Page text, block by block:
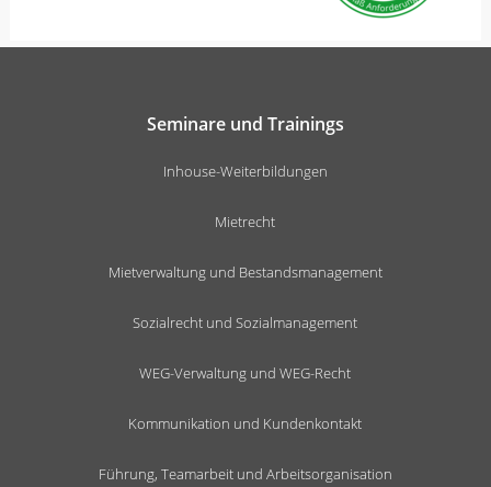
Seminare und Trainings
Inhouse-Weiterbildungen
Mietrecht
Mietverwaltung und Bestandsmanagement
Sozialrecht und Sozialmanagement
WEG-Verwaltung und WEG-Recht
Kommunikation und Kundenkontakt
Führung, Teamarbeit und Arbeitsorganisation